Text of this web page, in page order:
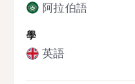
阿拉伯語
學
英語